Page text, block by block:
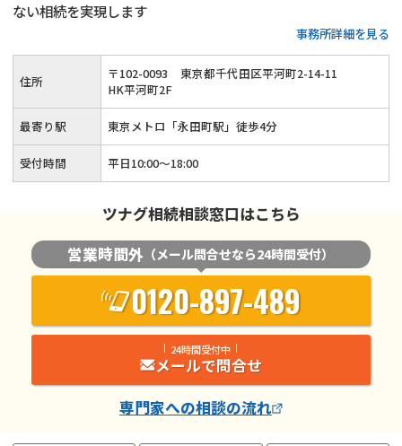
ない相続を実現します
事務所詳細を見る
住所 〒102-0093
東京都千代田区平河町2-14-11
HK平河町2F
最寄り駅 東京メトロ「永田町駅」徒歩4分
受付時間 平日10:00～18:00
ツナグ相続相談窓口はこちら
営業時間外 （メール問合せなら24時間受付）
0120-897-489
24時間受付中
メールで問合せ
専門家への相談の流れ